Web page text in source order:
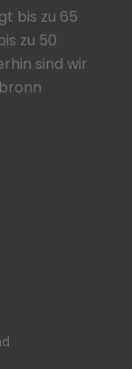
bis zu 65
zu 50
sind wir